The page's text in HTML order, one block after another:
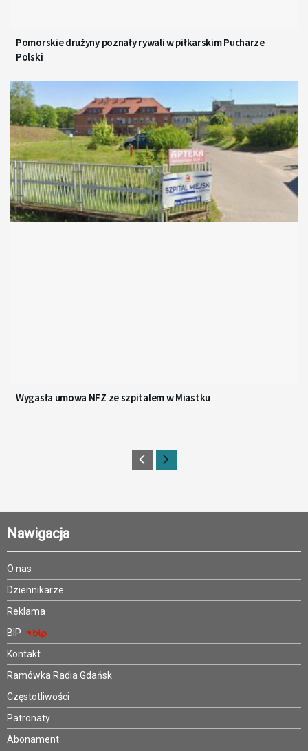
Pomorskie drużyny poznały rywali w piłkarskim Pucharze
Polski
Wygasła umowa NFZ ze szpitalem w Miastku
Nawigacja
O nas
Dziennikarze
Reklama
BIP
Kontakt
Ramówka Radia Gdańsk
Częstotliwości
Patronaty
Abonament